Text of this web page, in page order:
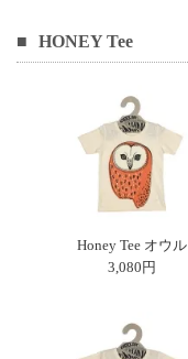
HONEY Tee
Honey Tee オウル
3,080円